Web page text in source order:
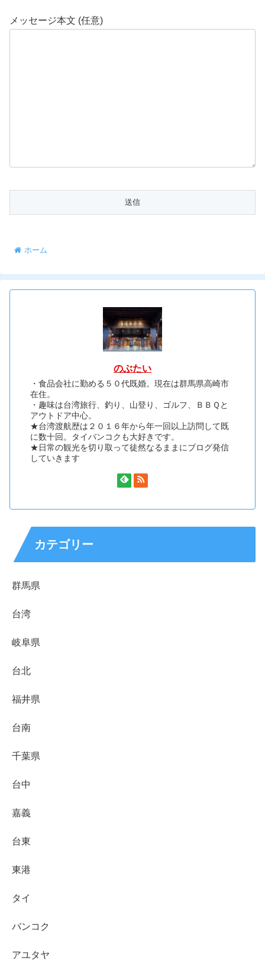
メッセージ本文 (任意)
ホーム
のぶたい
・食品会社に勤める５０代既婚。現在は群馬県高崎市
在住。
・趣味は台湾旅行、釣り、山登り、ゴルフ、ＢＢＱと
アウトドア中心。
★台湾渡航歴は２０１６年から年一回以上訪問して既
に数十回。タイバンコクも大好きです。
★日常の観光を切り取って徒然なるままにブログ発信
していきます
カテゴリー
群馬県
台湾
岐阜県
台北
福井県
台南
千葉県
台中
嘉義
台東
東港
タイ
バンコク
アユタヤ